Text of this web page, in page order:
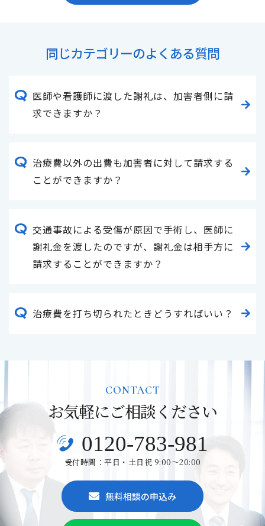
同じカテゴリーのよくある質問
医師や看護師に渡した謝礼は、加害者側に請
求できますか？
治療費以外の出費も加害者に対して請求する
ことができますか？
交通事故による受傷が原因で手術し、医師に
謝礼金を渡したのですが、謝礼金は相手方に
請求することができますか？
治療費を打ち切られたときどうすればいい？
CONTACT
お気軽にご相談ください
0120-783-981
受付時間：平日・土日祝 9:00～20:00
無料相談の申込み